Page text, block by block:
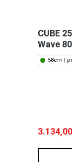
CUBE
Wave
58cm |